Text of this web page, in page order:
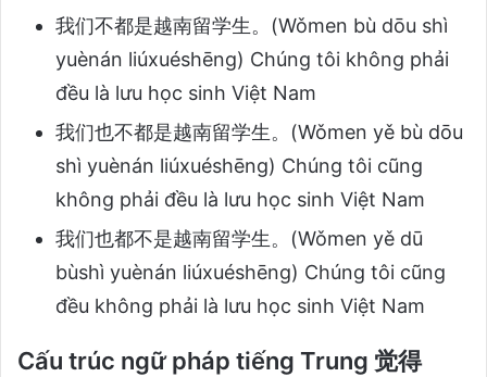
我们不都是越南留学生。(Wǒmen bù dōu shì
yuènán liúxuéshēng) Chúng tôi không phải
đều là lưu học sinh Việt Nam
我们也不都是越南留学生。(Wǒmen yě bù dōu
shì yuènán liúxuéshēng) Chúng tôi cũng
không phải đều là lưu học sinh Việt Nam
我们也都不是越南留学生。(Wǒmen yě dū
bùshì yuènán liúxuéshēng) Chúng tôi cũng
đều không phải là lưu học sinh Việt Nam
Cấu trúc ngữ pháp tiếng Trung 觉得